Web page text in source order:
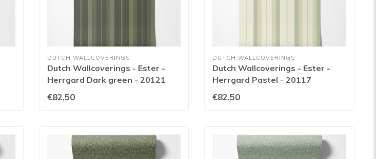
DUTCH WALLCOVERINGS
Dutch Wallcoverings - Ester -
Herrgard Dark green - 20121
€82,50
DUTCH WALLCOVERINGS
Dutch Wallcoverings - Ester -
Herrgard Pastel - 20117
€82,50